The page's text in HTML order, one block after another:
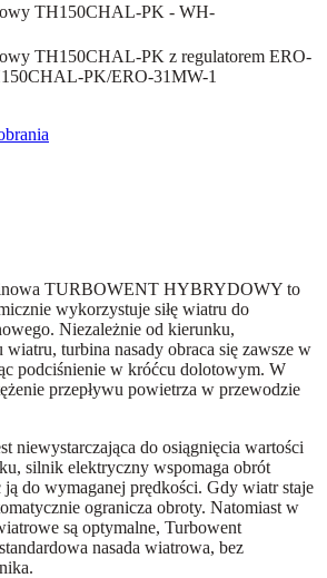
TH150CHAL-PK - WH-
TH150CHAL-PK z regulatorem ERO-
PK/ERO-31MW-1
TURBOWENT HYBRYDOWY to
wykorzystuje siłę wiatru do
Niezależnie od kierunku,
turbina nasady obraca się zawsze w
podciśnienie w króćcu dolotowym. W
przepływu powietrza w przewodzie
niewystarczająca do osiągnięcia wartości
silnik elektryczny wspomaga obrót
ją do wymaganej prędkości. Gdy wiatr staje
ogranicza obroty. Natomiast w
są optymalne, Turbowent
nasada wiatrowa, bez